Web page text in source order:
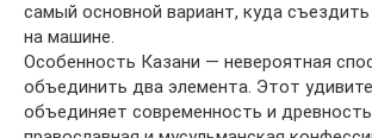
самый основной вариант, куда
на машине.
Особенность Казани — невероятная
объединить два элемента. Этот
объединяет современность и